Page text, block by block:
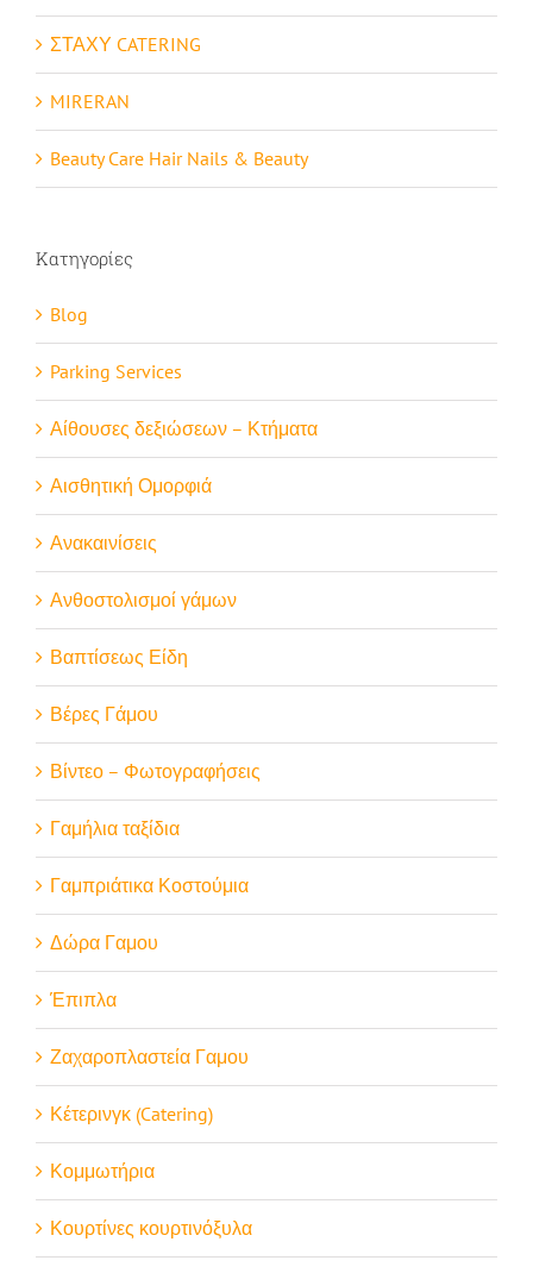
ΣΤΑΧΥ CATERING
MIRERAN
Beauty Care Hair Nails & Beauty
Κατηγορίες
Blog
Parking Services
Αίθουσες δεξιώσεων – Κτήματα
Αισθητική Ομορφιά
Ανακαινίσεις
Ανθοστολισμοί γάμων
Βαπτίσεως Είδη
Βέρες Γάμου
Βίντεο – Φωτογραφήσεις
Γαμήλια ταξίδια
Γαμπριάτικα Κοστούμια
Δώρα Γαμου
Έπιπλα
Ζαχαροπλαστεία Γαμου
Κέτερινγκ (Catering)
Κομμωτήρια
Κουρτίνες κουρτινόξυλα